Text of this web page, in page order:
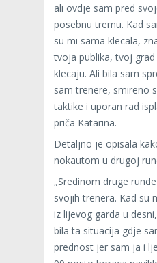
ali ovdje sam pred
posebnu tremu. Kad
su mi sama klecala,
tvoja publika, tvoj
klecaju. Ali bila sam
sam trenere, smireno
taktike i uporan rad
priča Katarina.
Detaljno je opisala
nokautom u drugoj
„Sredinom druge
svojih trenera. Kad su
iz lijevog garda u
bila ta situacija gdje
prednost jer sam ja i